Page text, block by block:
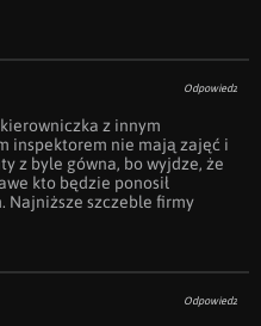
Odpowiedz
z innym
inspektorem nie mają zajęć i
z byle gówna, bo wyjdze, że
kto będzie ponosił
Najniższe szczeble firmy
Odpowiedz